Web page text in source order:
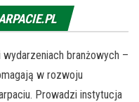
branżowych –
w rozwoju
Prowadzi instytucja